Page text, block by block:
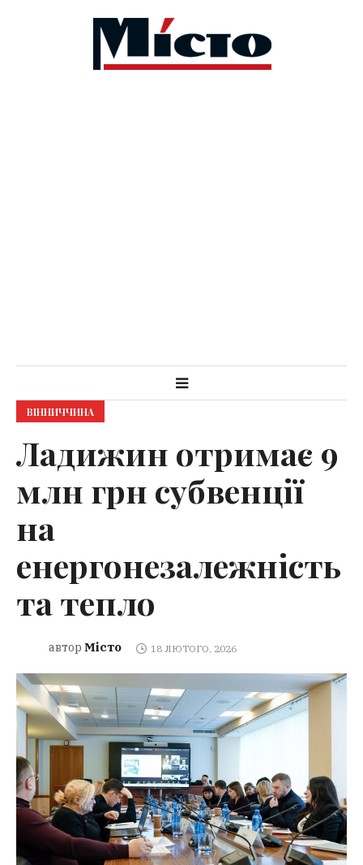
ВІННИЧЧИНА
Ладижин отримає 9
млн грн субвенції
на
енергонезалежність
та тепло
автор Місто 18 ЛЮТОГО, 2026